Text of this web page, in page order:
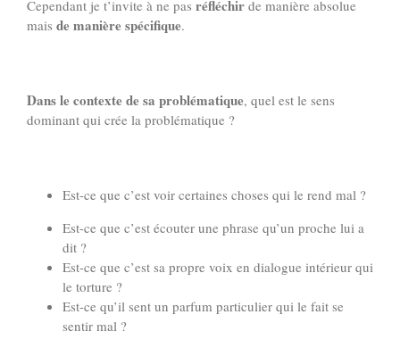
Cependant je t’invite à ne pas réfléchir de manière absolue
mais de manière spécifique.
Dans le contexte de sa problématique, quel est le sens
dominant qui crée la problématique ?
Est-ce que c’est voir certaines choses qui le rend mal ?
Est-ce que c’est écouter une phrase qu’un proche lui a
dit ?
Est-ce que c’est sa propre voix en dialogue intérieur qui
le torture ?
Est-ce qu’il sent un parfum particulier qui le fait se
sentir mal ?